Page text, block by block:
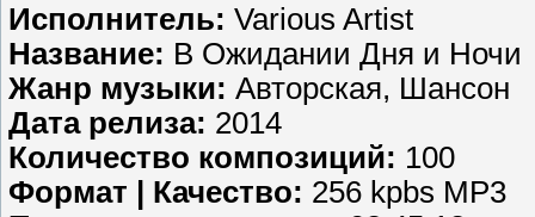
Исполнитель: Various Artist
Название: В Ожидании Дня и Ночи
Жанр музыки: Авторская, Шансон
Дата релиза: 2014
Количество композиций: 100
Формат | Качество: 256 kpbs MP3